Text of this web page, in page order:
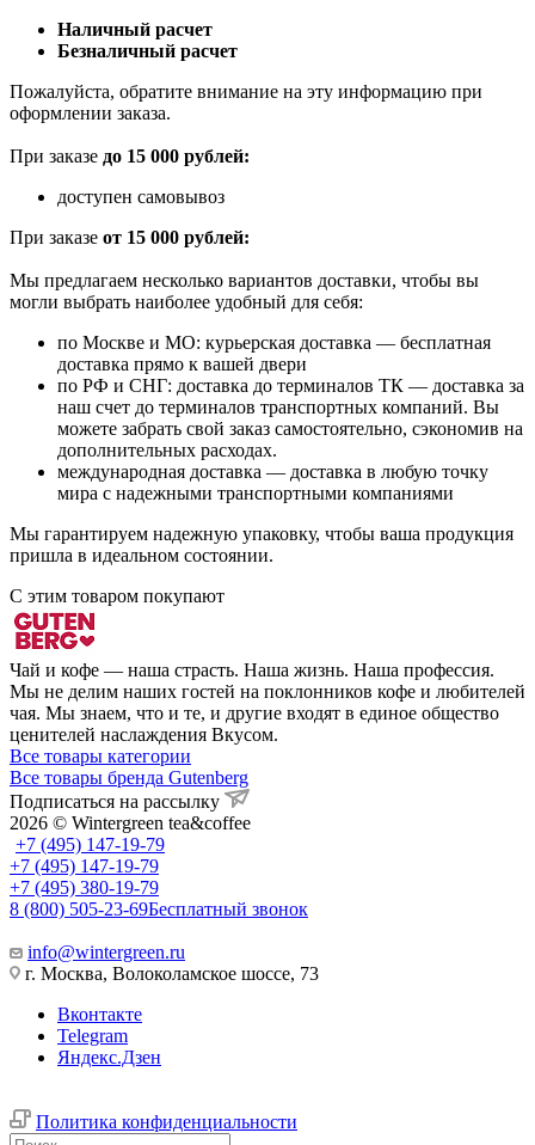
Наличный расчет
Безналичный расчет
Пожалуйста, обратите внимание на эту информацию при
оформлении заказа.
При заказе до 15 000 рублей:
доступен самовывоз
При заказе от 15 000 рублей:
Мы предлагаем несколько вариантов доставки, чтобы вы
могли выбрать наиболее удобный для себя:
по Москве и МО: курьерская доставка — бесплатная
доставка прямо к вашей двери
по РФ и СНГ: доставка до терминалов ТК — доставка за
наш счет до терминалов транспортных компаний. Вы
можете забрать свой заказ самостоятельно, сэкономив на
дополнительных расходах.
международная доставка — доставка в любую точку
мира с надежными транспортными компаниями
Мы гарантируем надежную упаковку, чтобы ваша продукция
пришла в идеальном состоянии.
С этим товаром покупают
Чай и кофе — наша страсть. Наша жизнь. Наша профессия.
Мы не делим наших гостей на поклонников кофе и любителей
чая. Мы знаем, что и те, и другие входят в единое общество
ценителей наслаждения Вкусом.
Все товары категории
Все товары бренда Gutenberg
Подписаться на рассылку
2026 © Wintergreen tea&coffee
+7 (495) 147-19-79
+7 (495) 147-19-79
+7 (495) 380-19-79
8 (800) 505-23-69Бесплатный звонок
info@wintergreen.ru
г. Москва, Волоколамское шоссе, 73
Вконтакте
Telegram
Яндекс.Дзен
Политика конфиденциальности